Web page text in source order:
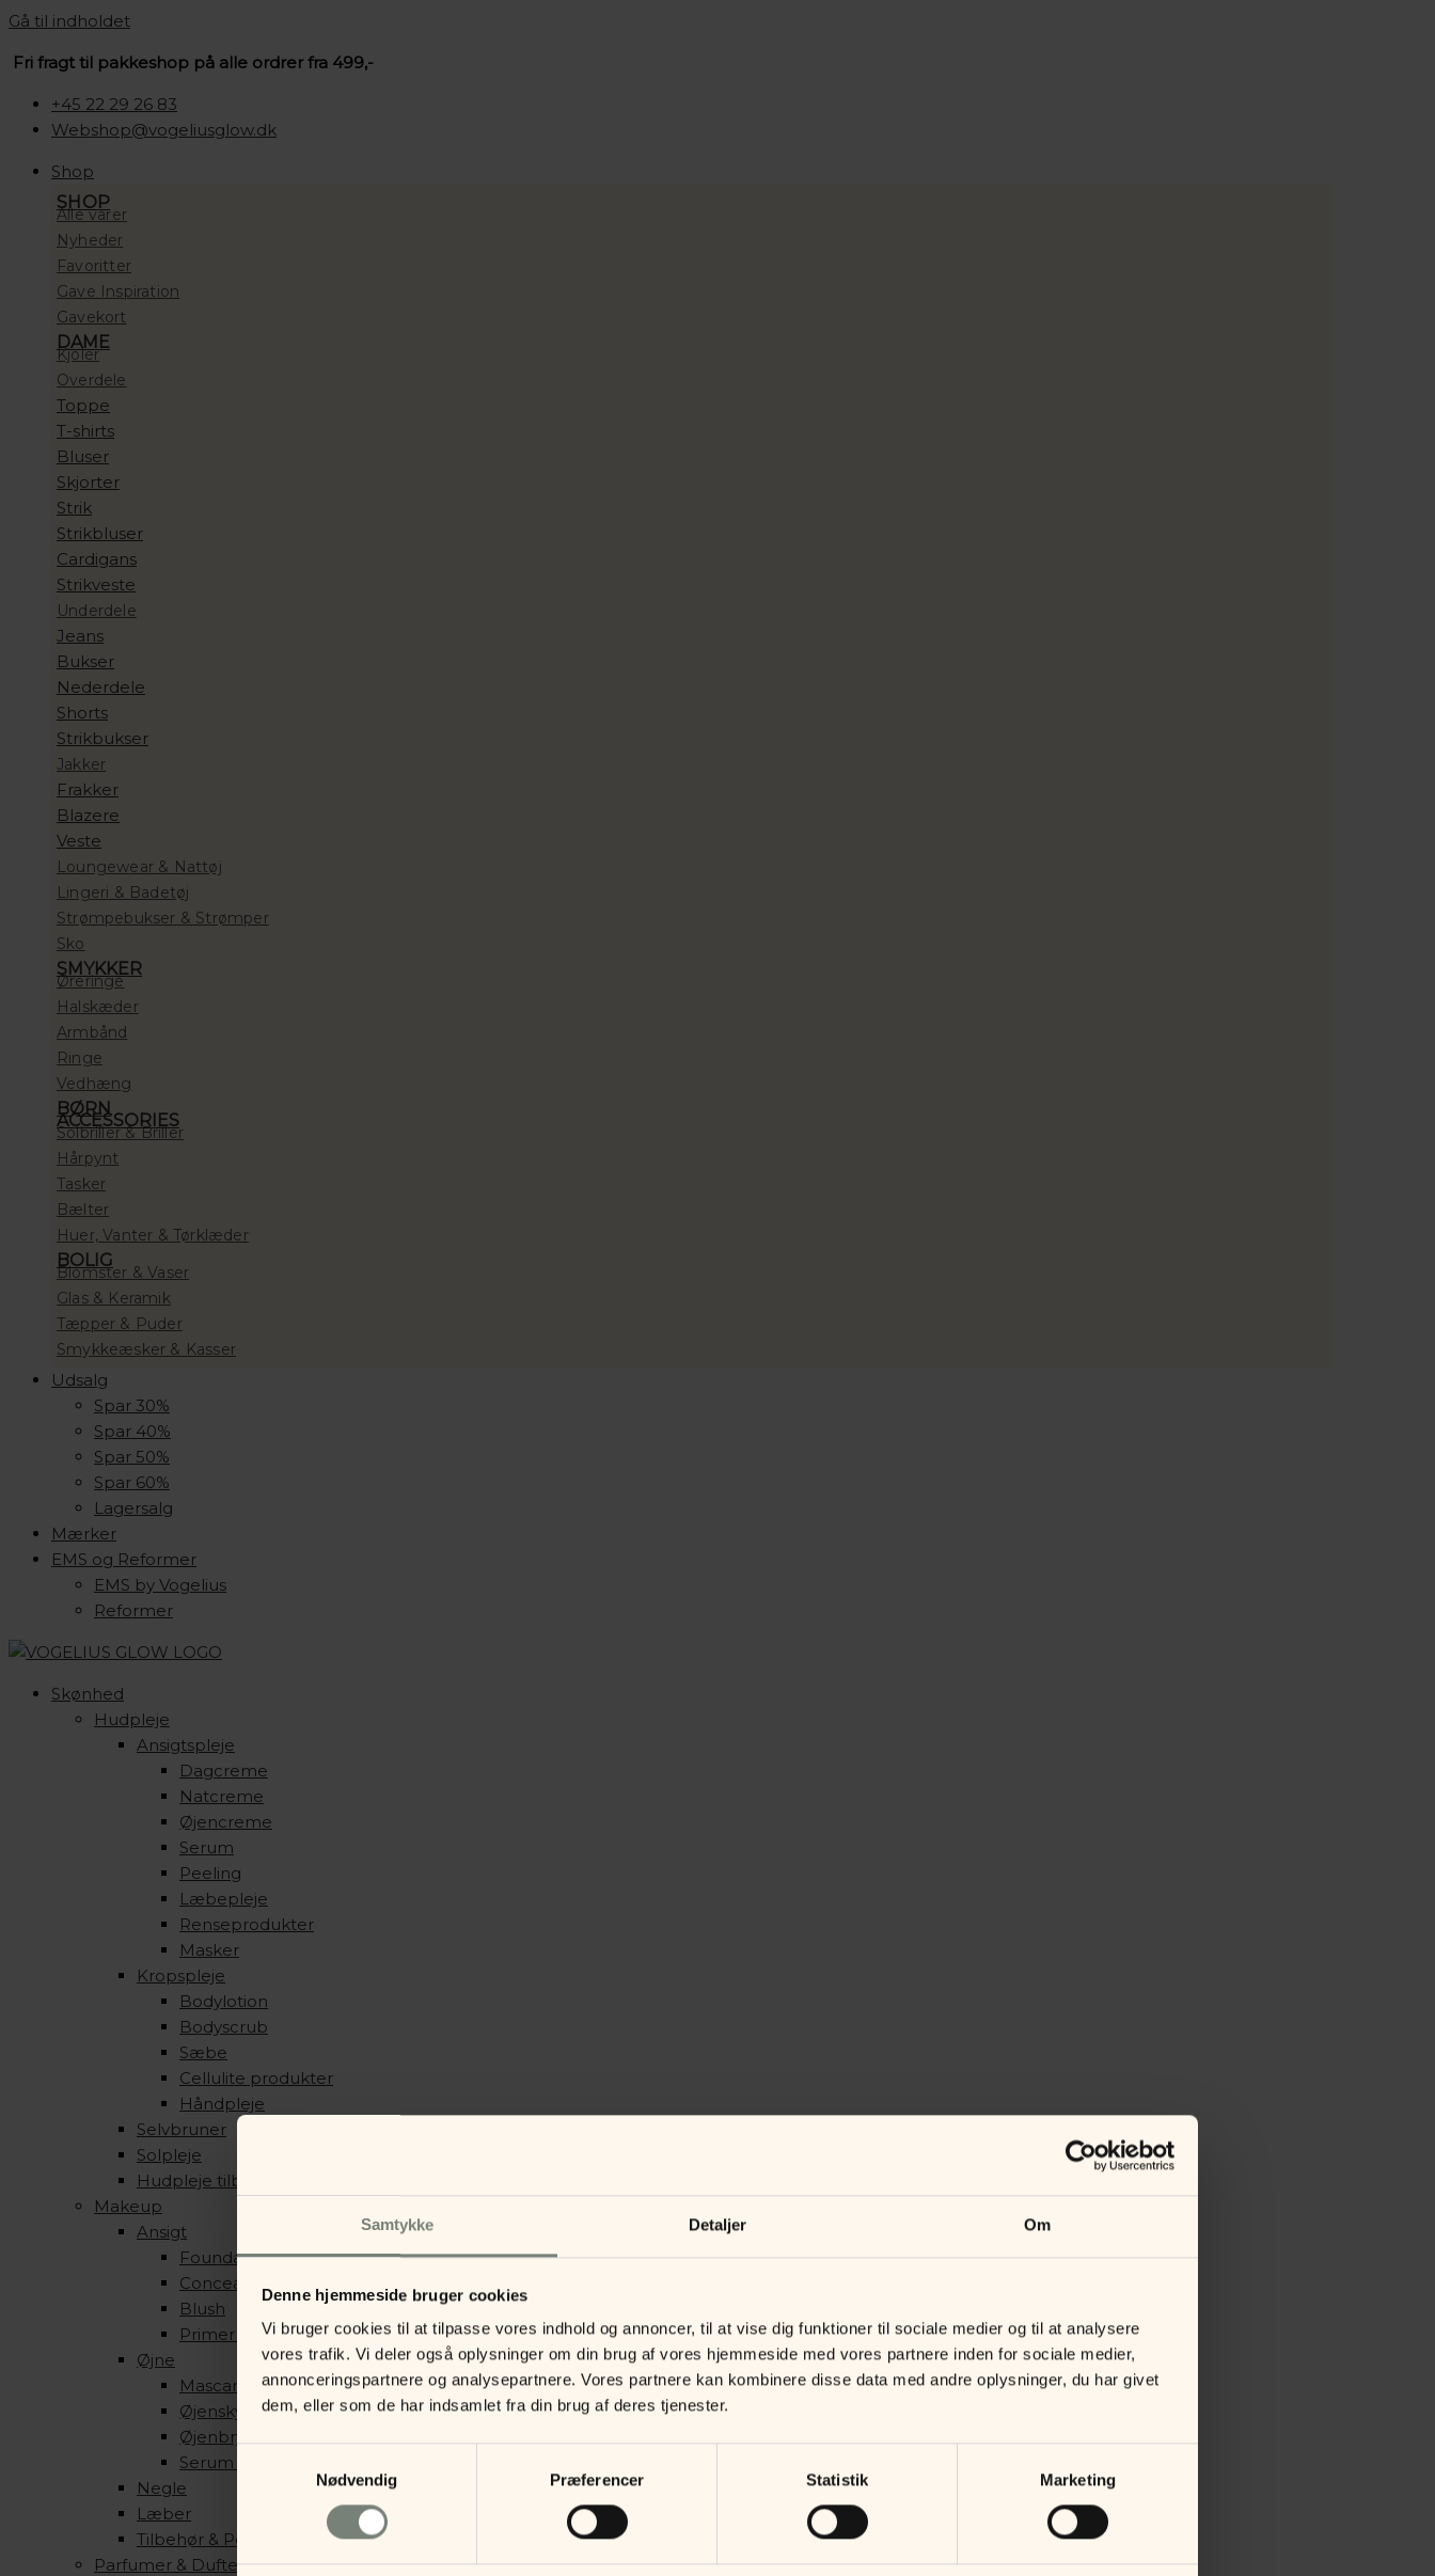
Samtykke Detaljer Om
Denne hjemmeside bruger cookies
Vi bruger cookies til at tilpasse vores indhold og annoncer, til at vise dig funktioner til sociale medier og til at analysere
vores trafik. Vi deler også oplysninger om din brug af vores hjemmeside med vores partnere inden for sociale medier,
annonceringspartnere og analysepartnere. Vores partnere kan kombinere disse data med andre oplysninger, du har givet
dem, eller som de har indsamlet fra din brug af deres tjenester.
Nødvendig
Præferencer Statistik Marketing
Gå til indholdet
Fri fragt til pakkeshop på alle ordrer fra 499,-
+45 22 29 26 83
Webshop@vogeliusglow.dk
Shop
SHOP
Alle varer
Nyheder
Favoritter
Gave Inspiration
Gavekort
DAME
Kjoler
Overdele
Toppe
T-shirts
Bluser
Skjorter
Strik
Strikbluser
Cardigans
Strikveste
Underdele
Jeans
Bukser
Nederdele
Shorts
Strikbukser
Jakker
Frakker
Blazere
Veste
Loungewear & Nattøj
Lingeri & Badetøj
Strømpebukser & Strømper
Sko
SMYKKER
Øreringe
Halskæder
Armbånd
Ringe
Vedhæng
BØRN
ACCESSORIES
Solbriller & Briller
Hårpynt
Tasker
Bælter
Huer, Vanter & Tørklæder
BOLIG
Blomster & Vaser
Glas & Keramik
Tæpper & Puder
Smykkeæsker & Kasser
Udsalg
Spar 30%
Spar 40%
Spar 50%
Spar 60%
Lagersalg
Mærker
EMS og Reformer
EMS by Vogelius
Reformer
Skønhed
Hudpleje
Ansigtspleje
Dagcreme
Natcreme
Øjencreme
Serum
Peeling
Læbepleje
Renseprodukter
Masker
Kropspleje
Bodylotion
Bodyscrub
Sæbe
Cellulite produkter
Håndpleje
Selvbruner
Solpleje
Hudpleje tilbehør
Makeup
Ansigt
Foundation & Pudder
Concealer, Contour & Highlight
Blush
Primer & Setting Spray
Øjne
Mascara & Eyeliner
Øjenskygge
Øjenbryn
Serum & Primer
Negle
Læber
Tilbehør & Pensler
Parfumer & Dufte